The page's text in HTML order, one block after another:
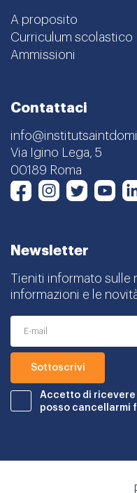
A proposito
Curriculum scolastico
Ammissioni
Contattaci
Via Igino Lega, 5
00189 Roma
FacebookInstagram
Twitter
Newsletter
Tieniti informato sulle
informazioni e le
Accetto di
posso cancellarmi